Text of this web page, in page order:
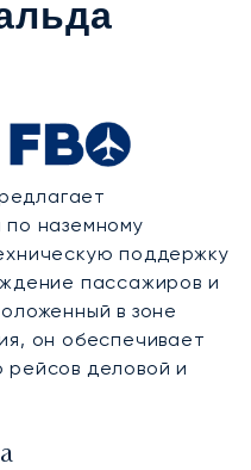
по наземному
поддержку
пассажиров и
в зоне
он обеспечивает
рейсов деловой и